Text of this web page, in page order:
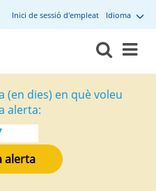
Idioma
Inici de sessió d'empleat
(en dies) en què voleu
alerta:
alerta